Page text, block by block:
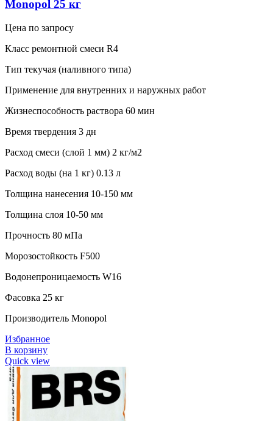
Monopol 25 кг
Цена по запросу
Класс ремонтной смеси R4
Тип текучая (наливного типа)
Применение для внутренних и наружных работ
Жизнеспособность раствора 60 мин
Время твердения 3 дн
Расход смеси (слой 1 мм) 2 кг/м2
Расход воды (на 1 кг) 0.13 л
Толщина нанесения 10-150 мм
Толщина слоя 10-50 мм
Прочность 80 мПа
Морозостойкость F500
Водонепроницаемость W16
Фасовка 25 кг
Производитель Monopol
Избранное
В корзину
Quick view